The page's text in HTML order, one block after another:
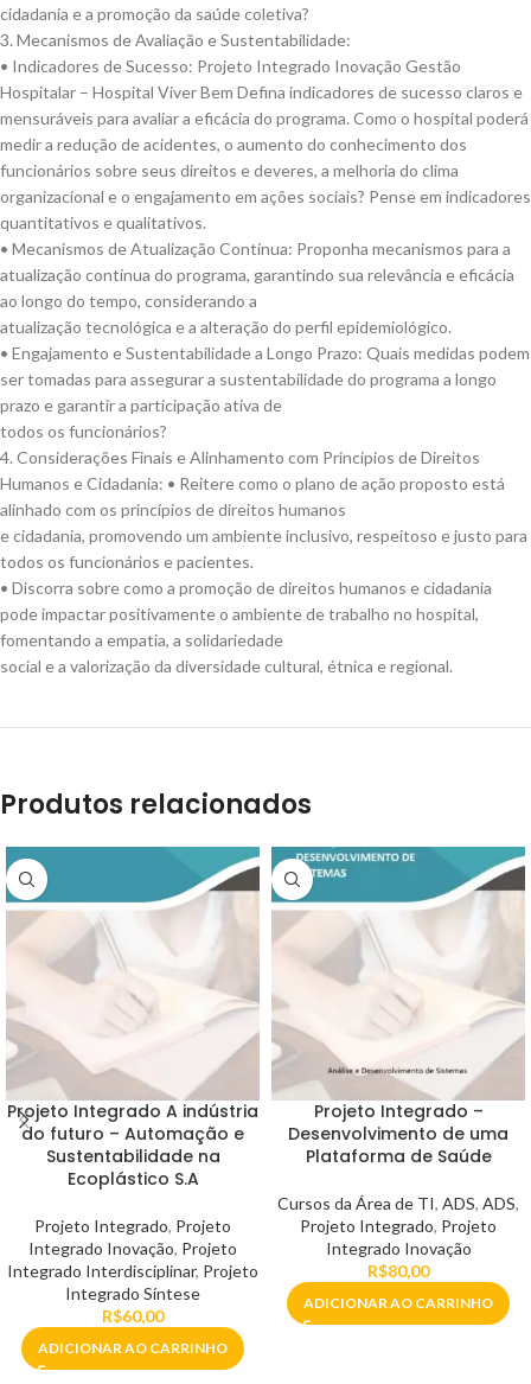
cidadania e a promoção da saúde coletiva?
3. Mecanismos de Avaliação e Sustentabilidade:
• Indicadores de Sucesso: Projeto Integrado Inovação Gestão
Hospitalar – Hospital Viver Bem Defina indicadores de sucesso claros e
mensuráveis para avaliar a eficácia do programa. Como o hospital poderá
medir a redução de acidentes, o aumento do conhecimento dos
funcionários sobre seus direitos e deveres, a melhoria do clima
organizacional e o engajamento em ações sociais? Pense em indicadores
quantitativos e qualitativos.
• Mecanismos de Atualização Contínua: Proponha mecanismos para a
atualização contínua do programa, garantindo sua relevância e eficácia
ao longo do tempo, considerando a
atualização tecnológica e a alteração do perfil epidemiológico.
• Engajamento e Sustentabilidade a Longo Prazo: Quais medidas podem
ser tomadas para assegurar a sustentabilidade do programa a longo
prazo e garantir a participação ativa de
todos os funcionários?
4. Considerações Finais e Alinhamento com Princípios de Direitos
Humanos e Cidadania: • Reitere como o plano de ação proposto está
alinhado com os princípios de direitos humanos
e cidadania, promovendo um ambiente inclusivo, respeitoso e justo para
todos os funcionários e pacientes.
• Discorra sobre como a promoção de direitos humanos e cidadania
pode impactar positivamente o ambiente de trabalho no hospital,
fomentando a empatia, a solidariedade
social e a valorização da diversidade cultural, étnica e regional.
Produtos relacionados
Projeto Integrado A indústria
do futuro – Automação e
Sustentabilidade na
Ecoplástico S.A
Projeto Integrado, Projeto
Integrado Inovação, Projeto
Integrado Interdisciplinar, Projeto
Integrado Síntese
R$60,00
ADICIONAR AO CARRINHO
Projeto Integrado –
Desenvolvimento de uma
Plataforma de Saúde
Cursos da Área de TI, ADS, ADS,
Projeto Integrado, Projeto
Integrado Inovação
R$80,00
ADICIONAR AO CARRINHO